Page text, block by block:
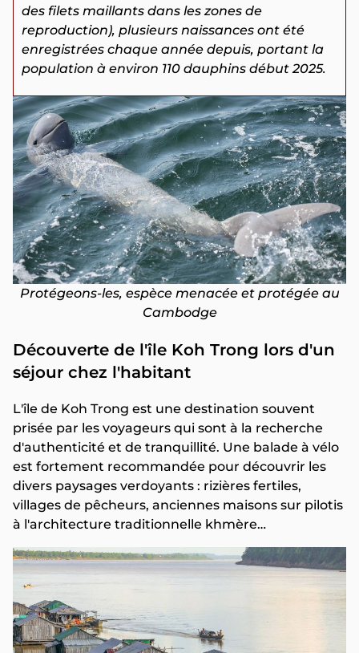
des filets maillants dans les zones de
reproduction), plusieurs naissances ont été
enregistrées chaque année depuis, portant la
population à environ 110 dauphins début 2025.
Protégeons-les, espèce menacée et protégée au
Cambodge
Découverte de l'île Koh Trong lors d'un
séjour chez l'habitant
L'île de Koh Trong est une destination souvent
prisée par les voyageurs qui sont à la recherche
d'authenticité et de tranquillité. Une balade à vélo
est fortement recommandée pour découvrir les
divers paysages verdoyants : rizières fertiles,
villages de pêcheurs, anciennes maisons sur pilotis
à l'architecture traditionnelle khmère…